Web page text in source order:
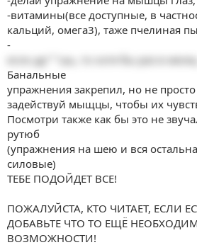
-витамины(все доступные, в
кальций, омега3), таже пчелиная
-
если др"""шь, то хотя бы раз в месяц
Банальные
упражнения закрепил, но не
задействуй мыщцы, чтобы их
Посмотри также как бы это не
рутюб
(упражнения на шею и вся
силовые)
ТЕБЕ ПОДОЙДЕТ ВСЕ!
ПОЖАЛУЙСТА, КТО ЧИТАЕТ, ЕСЛИ
ДОБАВЬТЕ ЧТО ТО ЕЩЁ
ВОЗМОЖНОСТИ!